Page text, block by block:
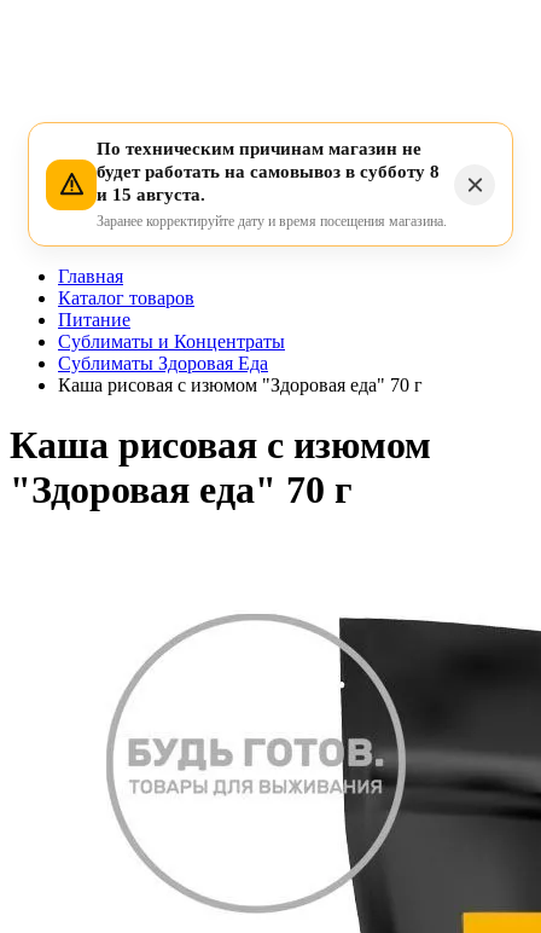
По техническим причинам магазин не
будет работать на самовывоз в субботу 8
и 15 августа.
Заранее корректируйте дату и время посещения магазина.
Главная
Каталог товаров
Питание
Сублиматы и Концентраты
Сублиматы Здоровая Еда
Каша рисовая с изюмом "Здоровая еда" 70 г
Каша рисовая с изюмом
"Здоровая еда" 70 г